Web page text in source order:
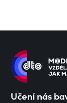
Učení nás